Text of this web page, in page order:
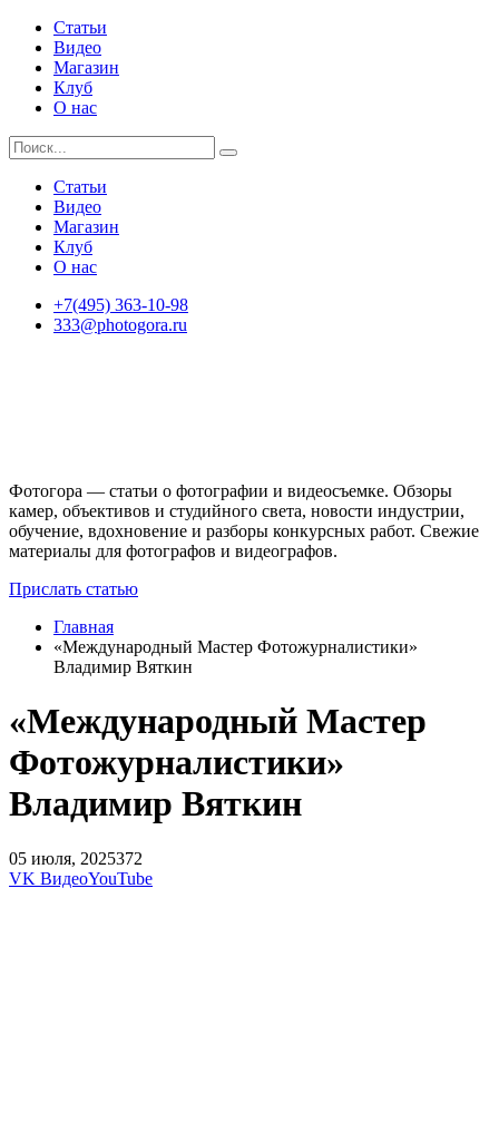
Статьи
Видео
Магазин
Клуб
О нас
Статьи
Видео
Магазин
Клуб
О нас
+7(495) 363-10-98
333@photogora.ru
Фотогора — статьи о фотографии и видеосъемке. Обзоры
камер, объективов и студийного света, новости индустрии,
обучение, вдохновение и разборы конкурсных работ. Свежие
материалы для фотографов и видеографов.
Прислать статью
Главная
«Международный Мастер Фотожурналистики»
Владимир Вяткин
«Международный Мастер
Фотожурналистики»
Владимир Вяткин
05 июля, 2025372
VK ВидеоYouTube